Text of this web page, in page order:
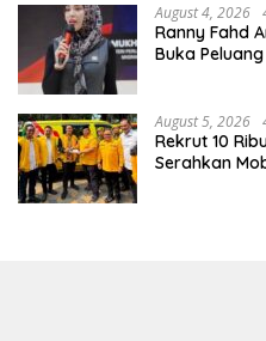
August 4, 2026
Ranny Fahd
Buka
August 5, 2026
Rekrut 10
Serahkan